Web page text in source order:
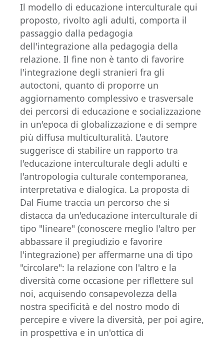
Il modello di educazione interculturale qui
proposto, rivolto agli adulti, comporta il
passaggio dalla pedagogia
dell'integrazione alla pedagogia della
relazione. Il fine non è tanto di favorire
l'integrazione degli stranieri fra gli
autoctoni, quanto di proporre un
aggiornamento complessivo e trasversale
dei percorsi di educazione e socializzazione
in un'epoca di globalizzazione e di sempre
più diffusa multiculturalità. L'autore
suggerisce di stabilire un rapporto tra
l'educazione interculturale degli adulti e
l'antropologia culturale contemporanea,
interpretativa e dialogica. La proposta di
Dal Fiume traccia un percorso che si
distacca da un'educazione interculturale di
tipo "lineare" (conoscere meglio l'altro per
abbassare il pregiudizio e favorire
l'integrazione) per affermarne una di tipo
"circolare": la relazione con l'altro e la
diversità come occasione per riflettere sul
noi, acquisendo consapevolezza della
nostra specificità e del nostro modo di
percepire e vivere la diversità, per poi agire,
in prospettiva e in un'ottica di